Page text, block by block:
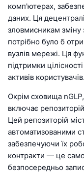
комп'ютерах,
даних. Ця
зловмисникам зміну
потрібно було б
вузлів мережі. Ця
підтримки
активів користувачів.
Окрім сховища
включає
Цей репозиторій
автоматизованими
забезпечуючи їх
контракти — це
безпосередньо